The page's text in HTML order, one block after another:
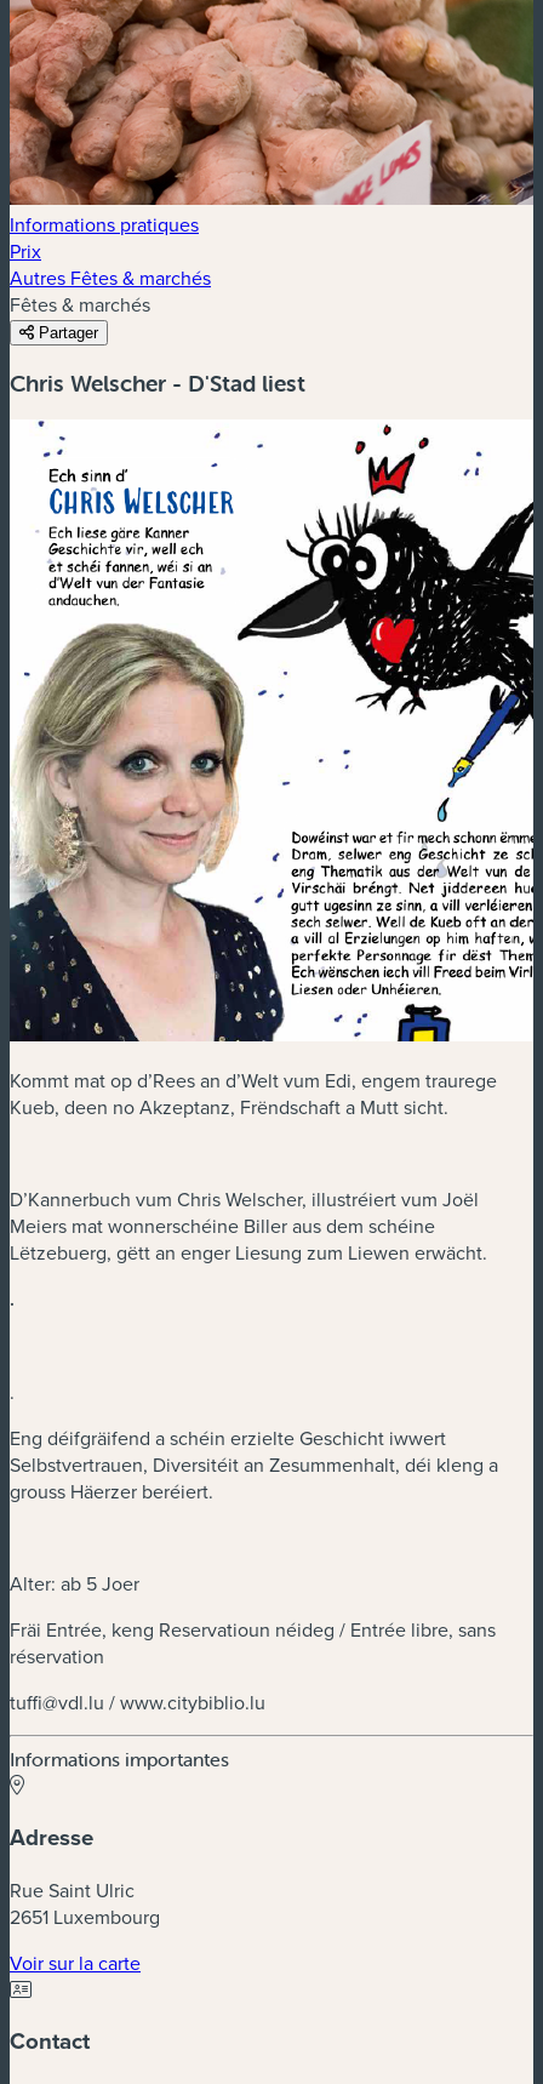
Informations pratiques
Prix
Autres Fêtes & marchés
Fêtes & marchés
Partager
Chris Welscher - D'Stad liest
Kommt mat op d’Rees an d’Welt vum Edi, engem traurege
Kueb, deen no Akzeptanz, Frëndschaft a Mutt sicht.
D’Kannerbuch vum Chris Welscher, illustréiert vum Joël
Meiers mat wonnerschéine Biller aus dem schéine
Lëtzebuerg, gëtt an enger Liesung zum Liewen erwächt.
.
.
Eng déifgräifend a schéin erzielte Geschicht iwwert
Selbstvertrauen, Diversitéit an Zesummenhalt, déi kleng a
grouss Häerzer beréiert.
Alter: ab 5 Joer
Fräi Entrée, keng Reservatioun néideg / Entrée libre, sans
réservation
tuffi@vdl.lu / www.citybiblio.lu
Informations importantes
Adresse
Rue Saint Ulric
2651 Luxembourg
Voir sur la carte(nouvelle fenêtre)
Contact